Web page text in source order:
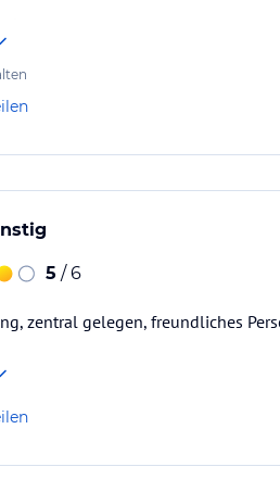
5 / 6
zentral gelegen, freundliches